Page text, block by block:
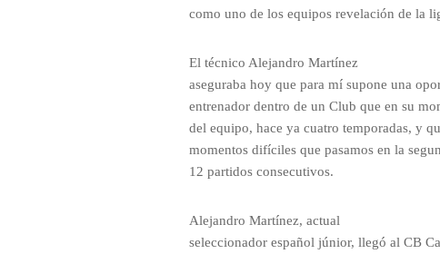
como uno de los equipos revelación de la
El técnico Alejandro Martínez
aseguraba hoy que para mí supone una
entrenador dentro de un Club que en su
del equipo, hace ya cuatro temporadas, y
momentos difíciles que pasamos en la
12 partidos consecutivos.
Alejandro Martínez, actual
seleccionador español júnior, llegó al CB